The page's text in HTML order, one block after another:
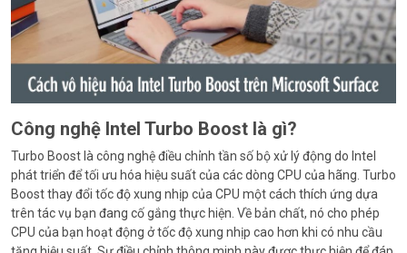
Công nghệ Intel Turbo Boost là gì?
Turbo Boost là công nghệ điều chỉnh tần số bộ xử lý động do Intel
phát triển để tối ưu hóa hiệu suất của các dòng CPU của hãng. Turbo
Boost thay đổi tốc độ xung nhịp của CPU một cách thích ứng dựa
trên tác vụ bạn đang cố gắng thực hiện. Về bản chất, nó cho phép
CPU của bạn hoạt động ở tốc độ xung nhịp cao hơn khi có nhu cầu